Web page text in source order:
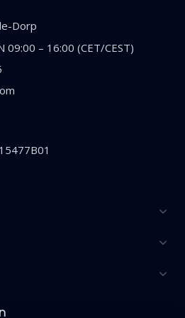
Dorp
09:00 – 16:00 (CET/CEST)